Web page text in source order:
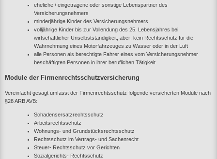
eheliche / eingetragene oder sonstige Lebenspartner des
Versicherungsnehmers
minderjährige Kinder des Versicherungsnehmers
volljährige Kinder bis zur Vollendung des 25. Lebensjahres bei
wirtschaftlicher Unselbstständigkeit, aber: kein Rechtsschutz für die
Wahrnehmung eines Motorfahrzeuges zu Wasser oder in der Luft
alle Personen als berechtigte Fahrer eines vom Versicherungsnehmer
beschäftigten Personen in ihrer beruflichen Tätigkeit
Module der Firmenrechtsschutzversicherung
Vereinfacht gesagt umfasst der Firmenrechtsschutz folgende versicherten Module nach
§28 ARB AVB:
Schadensersatzrechtsschutz
Arbeitsrechtsschutz
Wohnungs- und Grundstücksrechtsschutz
Rechtsschutz im Vertrags- und Sachenrecht
Steuer- Rechtsschutz vor Gerichten
Sozialgerichts- Rechtsschutz